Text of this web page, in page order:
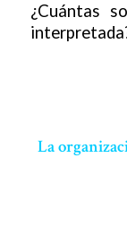
¿Cuántas
La